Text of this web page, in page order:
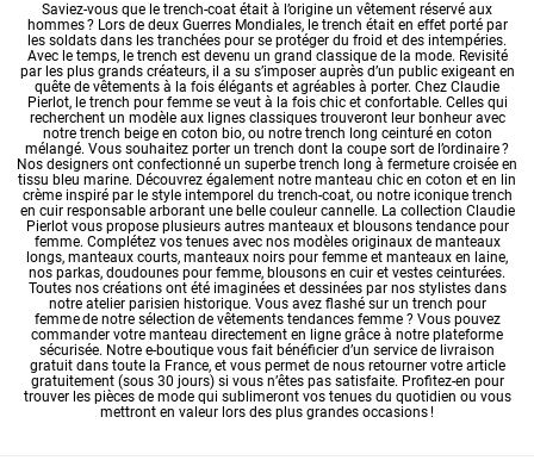
Saviez-vous que le trench-coat était à l’origine un vêtement réservé aux
hommes ? Lors de deux Guerres Mondiales, le trench était en effet porté par
les soldats dans les tranchées pour se protéger du froid et des intempéries.
Avec le temps, le trench est devenu un grand classique de la mode. Revisité
par les plus grands créateurs, il a su s’imposer auprès d’un public exigeant en
quête de vêtements à la fois élégants et agréables à porter. Chez Claudie
Pierlot, le trench pour femme se veut à la fois chic et confortable. Celles qui
recherchent un modèle aux lignes classiques trouveront leur bonheur avec
notre trench beige en coton bio, ou notre trench long ceinturé en coton
mélangé. Vous souhaitez porter un trench dont la coupe sort de l’ordinaire ?
Nos designers ont confectionné un superbe trench long à fermeture croisée en
tissu bleu marine. Découvrez également notre manteau chic en coton et en lin
crème inspiré par le style intemporel du trench-coat, ou notre iconique trench
en cuir responsable arborant une belle couleur cannelle. La collection Claudie
Pierlot vous propose plusieurs autres manteaux et blousons tendance pour
femme. Complétez vos tenues avec nos modèles originaux de manteaux
longs, manteaux courts, manteaux noirs pour femme et manteaux en laine,
nos parkas, doudounes pour femme, blousons en cuir et vestes ceinturées.
Toutes nos créations ont été imaginées et dessinées par nos stylistes dans
notre atelier parisien historique. Vous avez flashé sur un trench pour
femme de notre sélection de vêtements tendances femme ? Vous pouvez
commander votre manteau directement en ligne grâce à notre plateforme
sécurisée. Notre e-boutique vous fait bénéficier d’un service de livraison
gratuit dans toute la France, et vous permet de nous retourner votre article
gratuitement (sous 30 jours) si vous n’êtes pas satisfaite. Profitez-en pour
trouver les pièces de mode qui sublimeront vos tenues du quotidien ou vous
mettront en valeur lors des plus grandes occasions !